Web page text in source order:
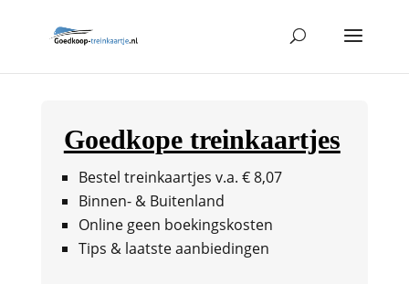
Goedkope treinkaartjes
Bestel treinkaartjes v.a. € 8,07
Binnen- & Buitenland
Online geen boekingskosten
Tips & laatste aanbiedingen